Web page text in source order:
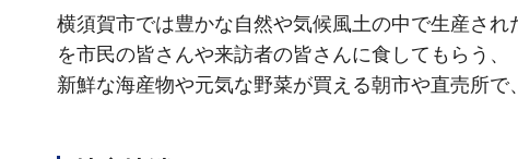
横須賀市では豊かな自然や気候風土の中で生産さ
を市民の皆さんや来訪者の皆さんに食してもらう、
新鮮な海産物や元気な野菜が買える朝市や直売所で